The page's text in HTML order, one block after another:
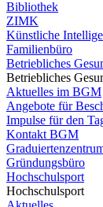
Bibliothek
ZIMK
Künstliche
Familienbüro
Betriebliches
Betriebliches
Aktuelles im BGM
Angebote für
Impulse für den
Kontakt BGM
Gründungsbüro
Hochschulsport
Hochschulsport